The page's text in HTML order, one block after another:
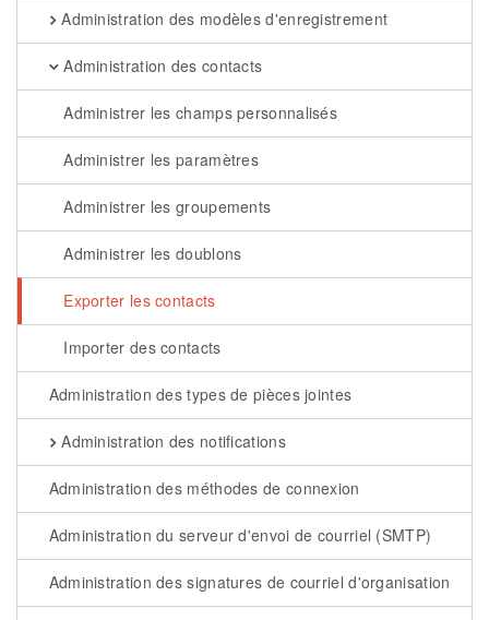
Administration des modèles d'enregistrement
Administration des contacts
Administrer les champs personnalisés
Administrer les paramètres
Administrer les groupements
Administrer les doublons
Exporter les contacts
Importer des contacts
Administration des types de pièces jointes
Administration des notifications
Administration des méthodes de connexion
Administration du serveur d'envoi de courriel (SMTP)
Administration des signatures de courriel d'organisation